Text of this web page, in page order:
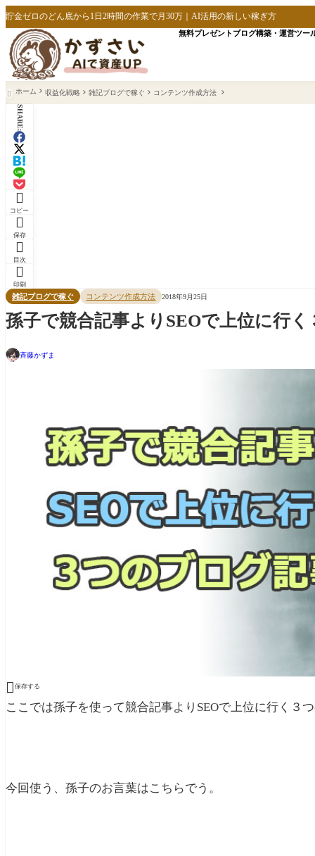
貯金ゼロのどん底から1日2時間の作業で月30万｜AI活用の新しい稼ぎ方
無料プレゼント ブログ構築・運営ツー
 ホーム 収益化戦略 雑記ブログで稼ぐ コンテンツ作成方法
SHARE:

コピー

保存

目次

印刷
雑記ブログで稼ぐ コンテンツ作成方法 2018年9月25日
孫子で競合記事よりSEOで上位に行
斉藤かずま
 保存する
ここでは孫子を使って競合記事よりSEOで上位に行く３
今回使う、孫子のお言葉はこちらでう。